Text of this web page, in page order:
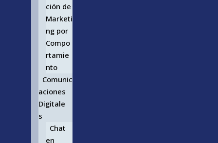
ción de
Marketi
ng por
Compo
rtamie
nto
Comunic
aciones
Digitale
s
Chat
en